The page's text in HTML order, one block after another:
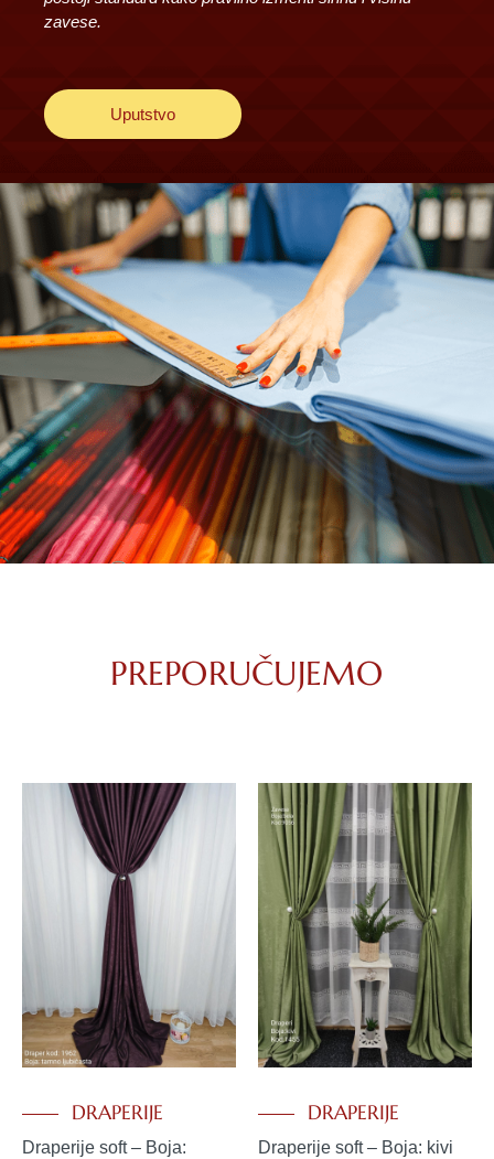
zavese.
Uputstvo
PREPORUČUJEMO
DRAPERIJE
Draperije soft – Boja:
DRAPERIJE
Draperije soft – Boja: kivi